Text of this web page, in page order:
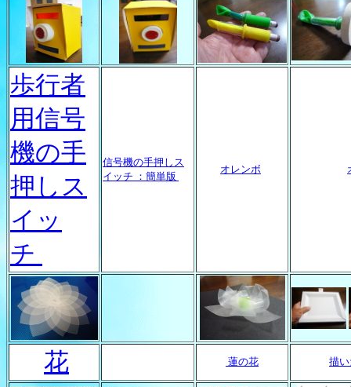
歩行者
用信号
機の手
押しス
イッ
チ
信号機の手押しス
イッチ ：簡単版
オレンボ
花 蓮の花 描